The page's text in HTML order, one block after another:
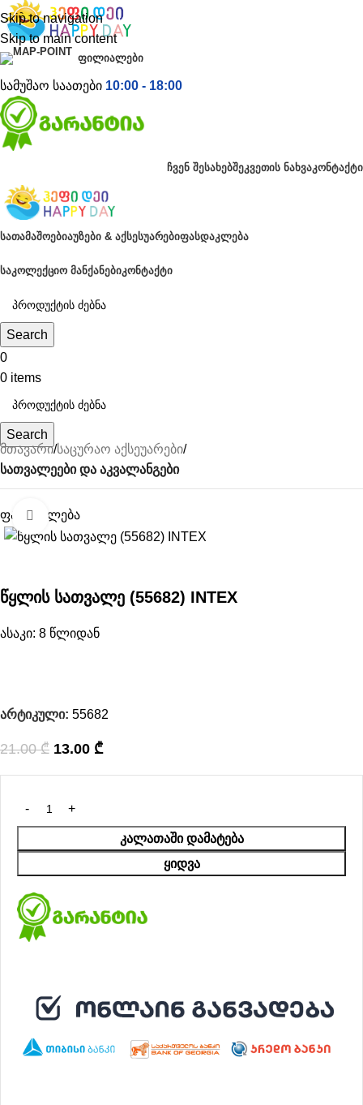
Skip to navigation
Skip to main content
ᲤᲘᲚᲘᲐᲚᲔᲑᲘ
სამუშაო საათები 10:00 - 18:00
ᲩᲕᲔᲜ ᲨᲔᲡᲐᲮᲔᲑᲨᲔᲙᲕᲔᲗᲘᲡ ᲜᲐᲮᲕᲐᲙᲝᲜᲢᲐᲥᲢᲘ
ᲡᲐᲗᲐᲛᲐᲨᲝᲔᲑᲘᲐᲣᲖᲔᲑᲘ & ᲐᲥᲡᲔᲡᲣᲐᲠᲔᲑᲘᲤᲐᲡᲓᲐᲙᲚᲔᲑᲐ
ᲡᲐᲙᲝᲚᲔᲥᲪᲘᲝ ᲛᲐᲜᲥᲐᲜᲔᲑᲘᲙᲝᲜᲢᲐᲥᲢᲘ
Search
0
0 items
Search
მთავარი საცურაო აქსეუარები
სათვალეები და აკვალანგები
ფასდაკლება
გახსნა
წყლის სათვალე (55682) INTEX
ასაკი: 8 წლიდან
არტიკული: 55682
21.00₾ 13.00 ₾
ᲙᲐᲚᲐᲗᲐᲨᲘ ᲓᲐᲛᲐᲢᲔᲑᲐ
ᲧᲘᲓᲕᲐ